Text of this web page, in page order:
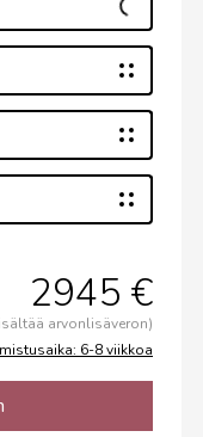
2945 €
arvonlisäveron)
6-8 viikkoa